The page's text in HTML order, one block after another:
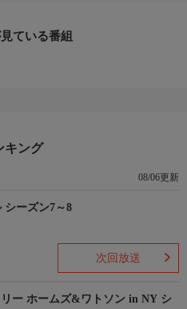
った。
た…。
ている番組
キング
08/06更新
シーズン7～8
次回放送
ー ホームズ&ワトソン in NY シ